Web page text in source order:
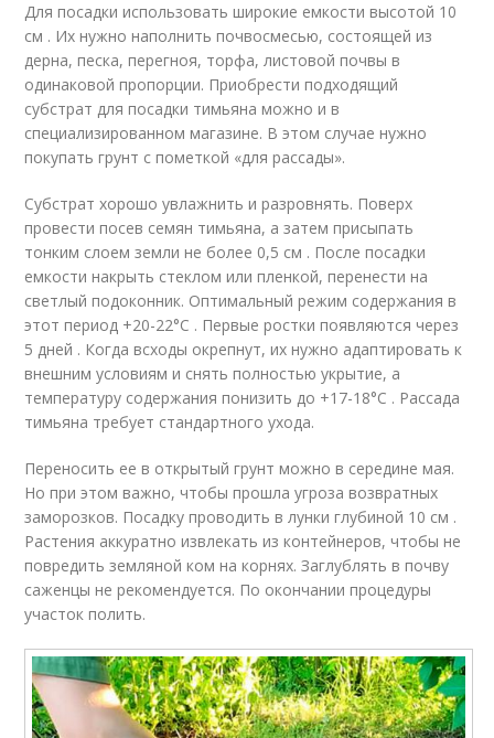
Для посадки использовать широкие емкости высотой 10
см . Их нужно наполнить почвосмесью, состоящей из
дерна, песка, перегноя, торфа, листовой почвы в
одинаковой пропорции. Приобрести подходящий
субстрат для посадки тимьяна можно и в
специализированном магазине. В этом случае нужно
покупать грунт с пометкой «для рассады».
Субстрат хорошо увлажнить и разровнять. Поверх
провести посев семян тимьяна, а затем присыпать
тонким слоем земли не более 0,5 см . После посадки
емкости накрыть стеклом или пленкой, перенести на
светлый подоконник. Оптимальный режим содержания в
этот период +20-22°C . Первые ростки появляются через
5 дней . Когда всходы окрепнут, их нужно адаптировать к
внешним условиям и снять полностью укрытие, а
температуру содержания понизить до +17-18°C . Рассада
тимьяна требует стандартного ухода.
Переносить ее в открытый грунт можно в середине мая.
Но при этом важно, чтобы прошла угроза возвратных
заморозков. Посадку проводить в лунки глубиной 10 см .
Растения аккуратно извлекать из контейнеров, чтобы не
повредить земляной ком на корнях. Заглублять в почву
саженцы не рекомендуется. По окончании процедуры
участок полить.